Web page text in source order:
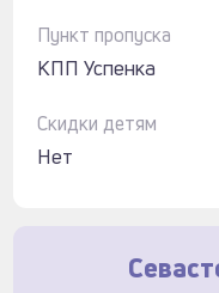
Пункт пропуска
КПП Успенка
Скидки детям
Нет